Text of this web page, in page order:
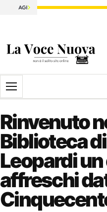
Apri il menu
Rinvenuto
Biblioteca
Leopardi
affreschi